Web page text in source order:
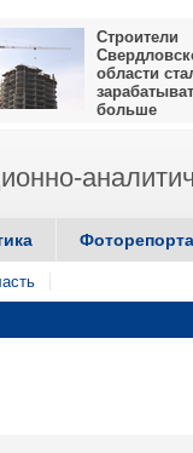
Строители
области
больше